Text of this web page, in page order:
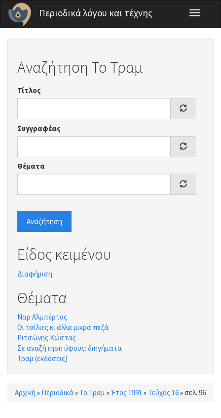
Παράκαμψη προς το κυρίως περιεχόμενο
Περιοδικά λόγου και τέχνης
Toggle
Αναζήτηση Το Τραμ
Τίτλος
Συγγραφέας
Θέματα
Αναζήτηση
Είδος κειμένου
Διαφήμιση
Θέματα
Ναρ Αλμπέρτος
Οι τσίλιες κι άλλα μικρά πεζά
Ριτσώνης Κώστας
Σε αναζήτηση ύφους: διηγήματα
Τραμ (εκδόσεις)
Είστε εδώ
Αρχική » Περιοδικά» Το Τραμ »Έτος 1991 » Τεύχος 16»σελ. 96